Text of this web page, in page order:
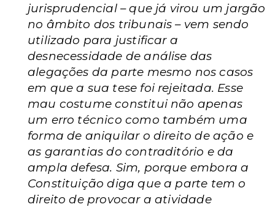
jurisprudencial – que já virou um jargão
no âmbito dos tribunais – vem sendo
utilizado para justificar a
desnecessidade de análise das
alegações da parte mesmo nos casos
em que a sua tese foi rejeitada. Esse
mau costume constitui não apenas
um erro técnico como também uma
forma de aniquilar o direito de ação e
as garantias do contraditório e da
ampla defesa. Sim, porque embora a
Constituição diga que a parte tem o
direito de provocar a atividade